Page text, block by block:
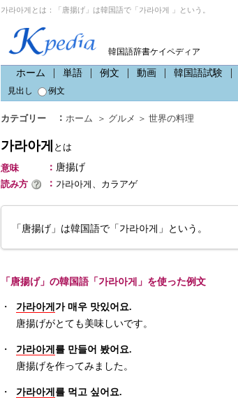
가라아게とは：「唐揚げ」は韓国語で「가라아게 」という。
韓国語辞書ケイペディア
ホーム 単語 例文 動画 韓国語試験
見出し
例文
カテゴリー ： ホーム ＞ グルメ ＞ 世界の料理
가라아게 とは
意味
： 唐揚げ
読み方
： 가라아게、カラアゲ
「唐揚げ」は韓国語で「가라아게」という。
「唐揚げ」の韓国語「가라아게」を使った例文
・ 가라아게 가 매우 맛있어요.
唐揚げがとても美味しいです。
・ 가라아게 를 만들어 봤어요.
唐揚げを作ってみました。
・ 가라아게 를 먹고 싶어요.